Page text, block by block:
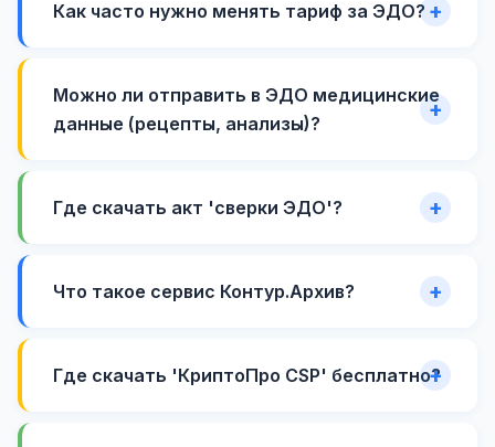
Как часто нужно менять тариф за ЭДО?
Можно ли отправить в ЭДО медицинские
данные (рецепты, анализы)?
Где скачать акт 'сверки ЭДО'?
Что такое сервис Контур.Архив?
Где скачать 'КриптоПро CSP' бесплатно?